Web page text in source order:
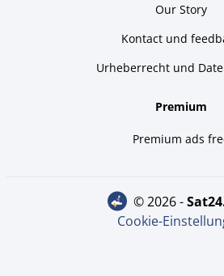
Our Story
Kontact und
Urheberrecht und
Premium
Premium ads
© 2026 -
Cookie-